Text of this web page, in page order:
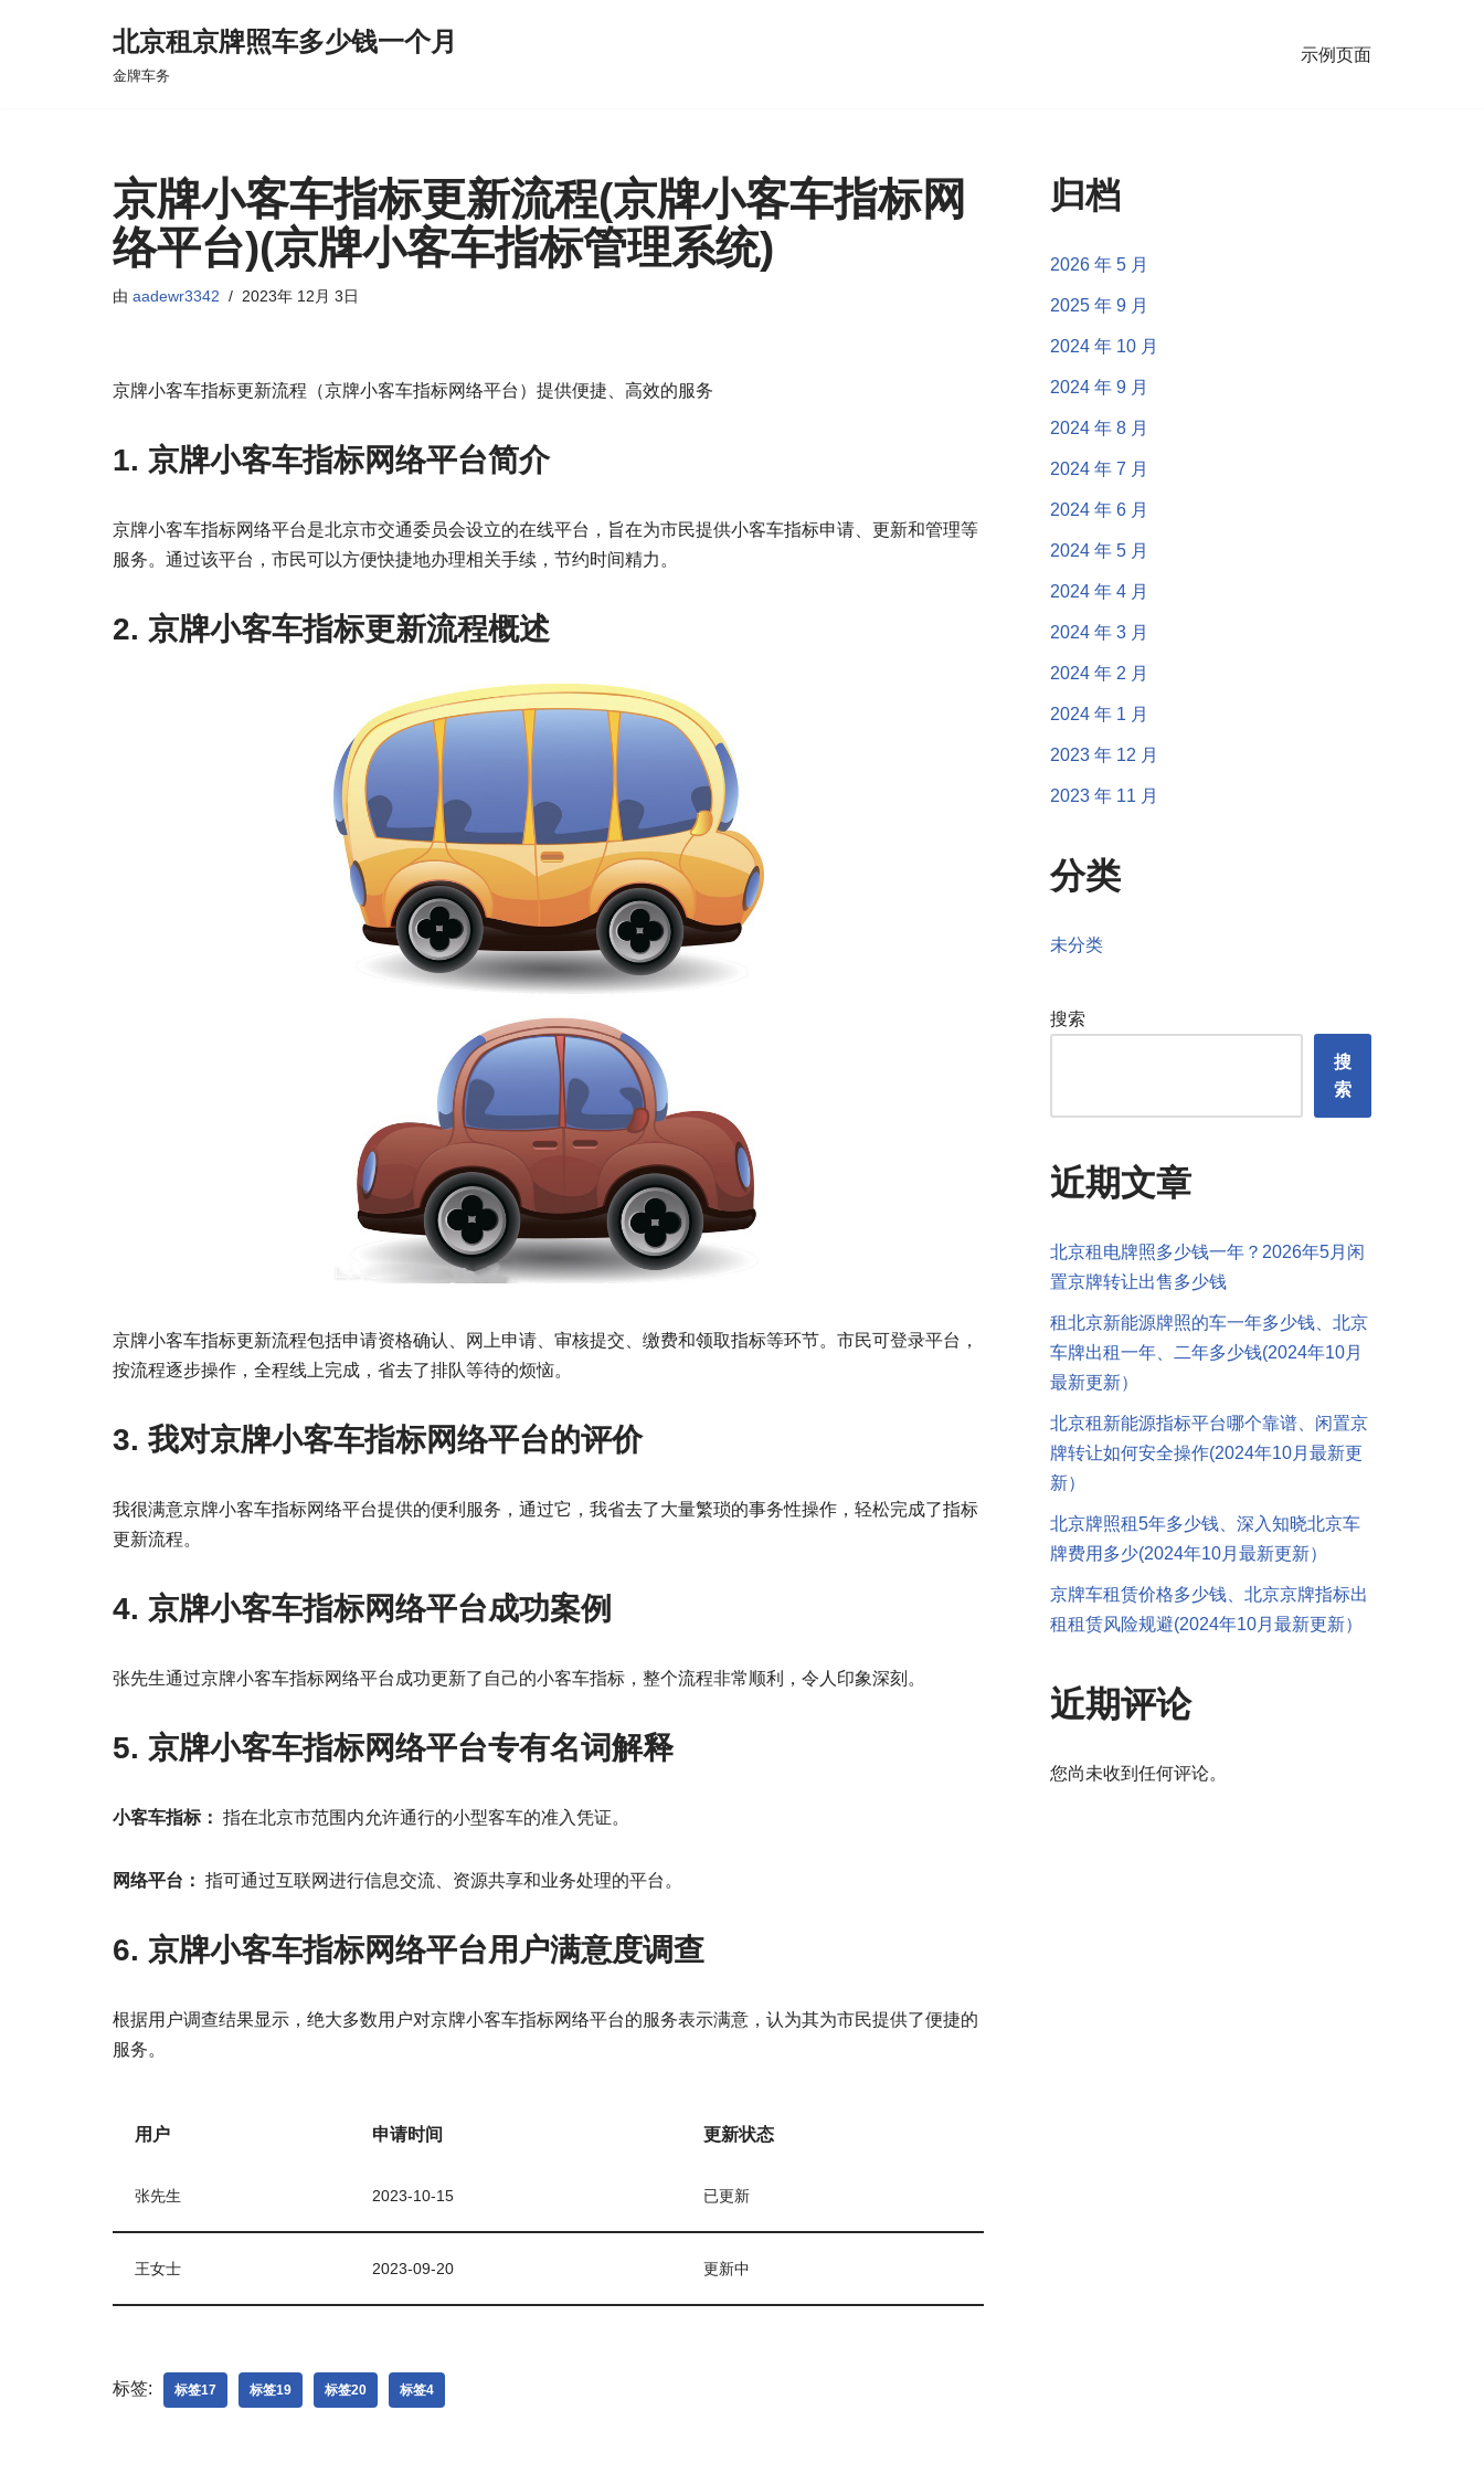
北京租京牌照车多少钱一个月
金牌车务
示例页面
京牌小客车指标更新流程(京牌小客车指标网
络平台)(京牌小客车指标管理系统)
由 aadewr3342 2023年 12月 3日
京牌小客车指标更新流程（京牌小客车指标网络平台）提供便捷、高效的服务
1. 京牌小客车指标网络平台简介
京牌小客车指标网络平台是北京市交通委员会设立的在线平台，旨在为市民提供小客车指标申请、更新和管理等
服务。通过该平台，市民可以方便快捷地办理相关手续，节约时间精力。
2. 京牌小客车指标更新流程概述
京牌小客车指标更新流程包括申请资格确认、网上申请、审核提交、缴费和领取指标等环节。市民可登录平台，
按流程逐步操作，全程线上完成，省去了排队等待的烦恼。
3. 我对京牌小客车指标网络平台的评价
我很满意京牌小客车指标网络平台提供的便利服务，通过它，我省去了大量繁琐的事务性操作，轻松完成了指标
更新流程。
4. 京牌小客车指标网络平台成功案例
张先生通过京牌小客车指标网络平台成功更新了自己的小客车指标，整个流程非常顺利，令人印象深刻。
5. 京牌小客车指标网络平台专有名词解释
小客车指标： 指在北京市范围内允许通行的小型客车的准入凭证。
网络平台： 指可通过互联网进行信息交流、资源共享和业务处理的平台。
6. 京牌小客车指标网络平台用户满意度调查
根据用户调查结果显示，绝大多数用户对京牌小客车指标网络平台的服务表示满意，认为其为市民提供了便捷的
服务。
用户 申请时间 更新状态
张先生 2023-10-15 已更新
王女士 2023-09-20 更新中
标签: 标签17 标签19 标签20 标签4
归档
2026 年 5 月
2025 年 9 月
2024 年 10 月
2024 年 9 月
2024 年 8 月
2024 年 7 月
2024 年 6 月
2024 年 5 月
2024 年 4 月
2024 年 3 月
2024 年 2 月
2024 年 1 月
2023 年 12 月
2023 年 11 月
分类
未分类
搜索
搜
索
近期文章
北京租电牌照多少钱一年？2026年5月闲
置京牌转让出售多少钱
租北京新能源牌照的车一年多少钱、北京
车牌出租一年、二年多少钱(2024年10月
最新更新）
北京租新能源指标平台哪个靠谱、闲置京
牌转让如何安全操作(2024年10月最新更
新）
北京牌照租5年多少钱、深入知晓北京车
牌费用多少(2024年10月最新更新）
京牌车租赁价格多少钱、北京京牌指标出
租租赁风险规避(2024年10月最新更新）
近期评论
您尚未收到任何评论。